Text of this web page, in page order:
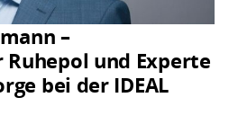
–
und Experte
bei der IDEAL